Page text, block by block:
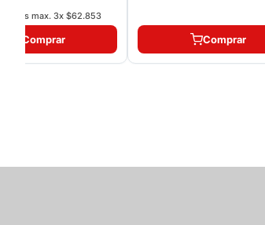
max. 3x $62.853
Comprar Comprar